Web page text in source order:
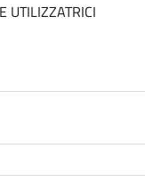
UTILIZZATRICI